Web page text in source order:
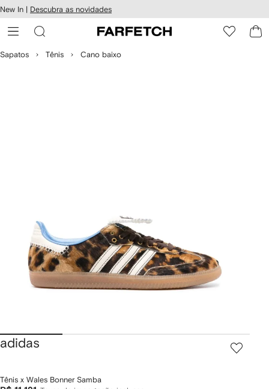
o
New In | Descubra as novidades
Sapatos Tênis Cano baixo
adidas
Tênis x Wales Bonner Samba